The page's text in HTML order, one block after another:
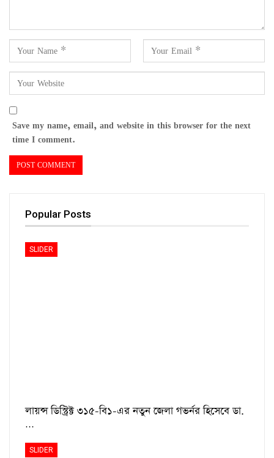
Save my name, email, and website in this browser for the next
time I comment.
Popular Posts
SLIDER
লায়ন্স ডিস্ট্রিক্ট ৩১৫-বি১-এর নতুন জেলা গভর্নর হিসেবে ডা.
…
SLIDER